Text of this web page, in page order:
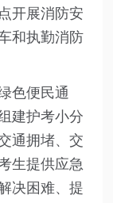
开展消防安
和执勤消防
色便民通
建护考小分
通拥堵、交
生提供应急
决困难、提